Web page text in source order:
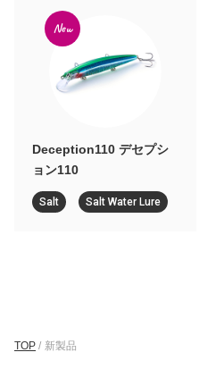
New
Deception110 デセプシ
ョン110
Salt Salt Water Lure
TOP / 新製品